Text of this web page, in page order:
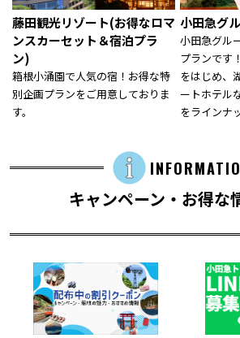
藤田観光リゾート(お得なロマ
ンスカーセット＆宿泊プラ
ン)
箱根小涌園で人気の宿！お得な特
別企画プランをご用意しておりま
す。
小田急グ
小田急グル
プランです
をはじめ、
ートホテル
をラインナ
キャンペーン・お得な